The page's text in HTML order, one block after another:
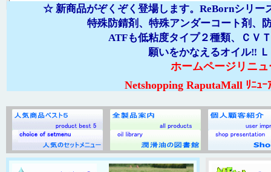
☆ 新商品がぞくぞく登場します。ReBornシリー
特殊防錆剤、特殊アンダーコート剤、防
ATFも低粘度タイプ２種類、ＣＶＴ
願いをかなえるオイル‼ Ｌｕ
ホームページリニ
Netshopping RaputaMall ﾘﾆｭ